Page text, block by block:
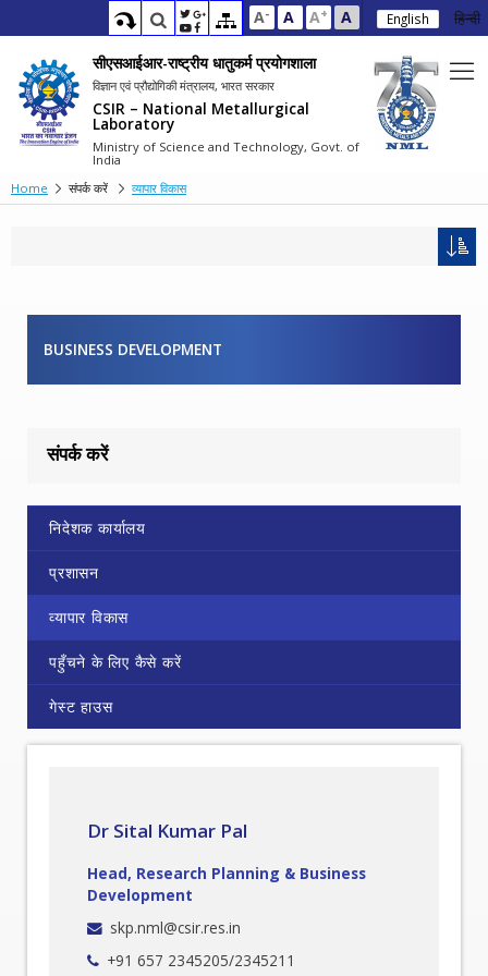
A- A A+ A English हिन्दी
सीएसआईआर-राष्ट्रीय धातुकर्म प्रयोगशाला
विज्ञान एवं प्रौद्योगिकी मंत्रालय, भारत सरकार
CSIR – National Metallurgical
Laboratory
Ministry of Science and Technology, Govt. of
India
Home
संपर्क करें व्यापार विकास
BUSINESS DEVELOPMENT
संपर्क करें
निदेशक कार्यालय
प्रशासन
व्यापार विकास
पहुँचने के लिए कैसे करें
गेस्ट हाउस
Dr Sital Kumar Pal
Head, Research Planning & Business
Development
skp.nml@csir.res.in
+91 657 2345205/2345211